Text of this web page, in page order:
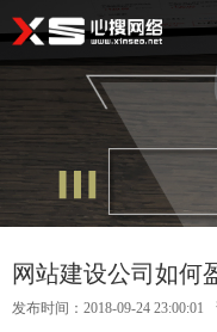
网站建设公司如何
发布时间：2018-09-24 23:00:01